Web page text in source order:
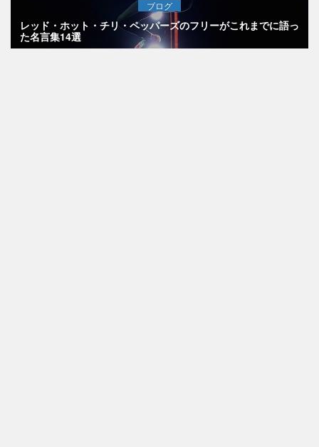
ブログ
レッド・ホット・チリ・ペッパーズのフリーがこれまでに語っ
た名言集14選